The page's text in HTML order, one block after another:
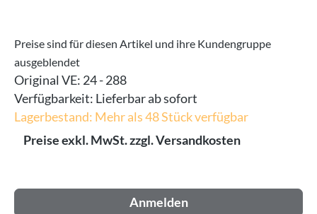
Preise sind für diesen Artikel und ihre Kundengruppe
ausgeblendet
Original VE: 24 - 288
Verfügbarkeit: Lieferbar ab sofort
Lagerbestand: Mehr als 48 Stück verfügbar
Preise exkl. MwSt. zzgl. Versandkosten
Anmelden